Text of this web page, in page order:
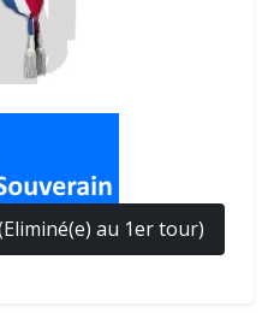
au 1er tour)